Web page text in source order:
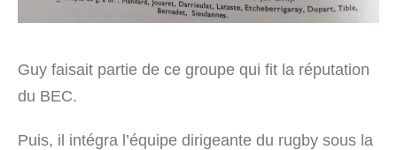
Guy faisait partie de ce groupe qui fit la réputation
du BEC.
Puis, il intégra l’équipe dirigeante du rugby sous la